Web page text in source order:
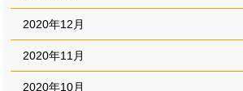
2020年12月
2020年11月
2020年10月